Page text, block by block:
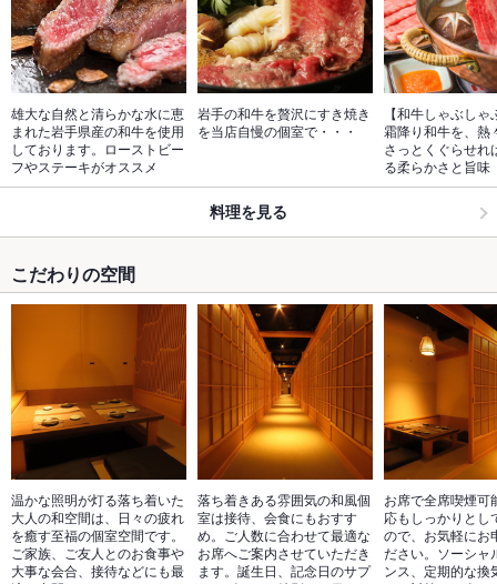
雄大な自然と清らかな水に恵
まれた岩手県産の和牛を使用
しております。ローストビー
フやステーキがオススメ
岩手の和牛を贅沢にすき焼き
を当店自慢の個室で・・・
【和牛しゃぶし
霜降り和牛を、熱
さっとくぐらせれ
る柔らかさと旨味
料理を見る
こだわりの空間
温かな照明が灯る落ち着いた
大人の和空間は、日々の疲れ
を癒す至福の個室空間です。
ご家族、ご友人とのお食事や
大事な会合、接待などにも最
落ち着きある雰囲気の和風個
室は接待、会食にもおすす
め。ご人数に合わせて最適な
お席へご案内させていただき
ます。誕生日、記念日のサプ
お席で全席喫煙可
応もしっかりとし
ので、お気軽にお
ださい。ソーシャ
ンス、定期的な換